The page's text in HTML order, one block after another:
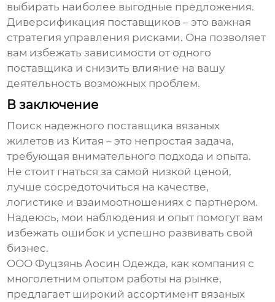
выбирать наиболее выгодные предложения.
Диверсификация поставщиков – это важная
стратегия управления рисками. Она позволяет
вам избежать зависимости от одного
поставщика и снизить влияние на вашу
деятельность возможных проблем.
В заключение
Поиск надежного поставщика вязаных
жилетов из Китая – это непростая задача,
требующая внимательного подхода и опыта.
Не стоит гнаться за самой низкой ценой,
лучше сосредоточиться на качестве,
логистике и взаимоотношениях с партнером.
Надеюсь, мои наблюдения и опыт помогут вам
избежать ошибок и успешно развивать свой
бизнес.
ООО Фуцзянь Аосин Одежда, как компания с
многолетним опытом работы на рынке,
предлагает широкий ассортимент вязаных